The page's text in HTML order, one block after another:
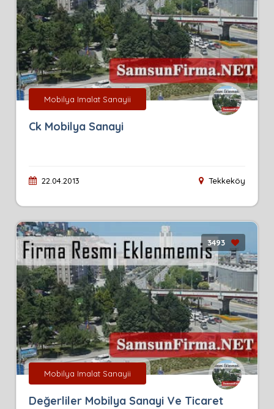
Mobilya Imalat Sanayii
Ck Mobilya Sanayi
22.04.2013 Tekkeköy
3493
Mobilya Imalat Sanayii
Değerliler Mobilya Sanayi Ve Ticaret